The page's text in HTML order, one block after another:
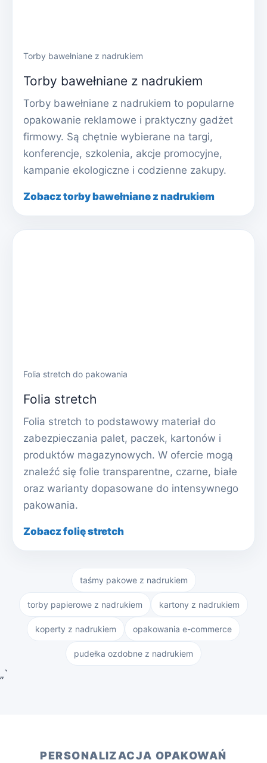
Torby bawełniane z nadrukiem
Torby bawełniane z nadrukiem
Torby bawełniane z nadrukiem to popularne
opakowanie reklamowe i praktyczny gadżet
firmowy. Są chętnie wybierane na targi,
konferencje, szkolenia, akcje promocyjne,
kampanie ekologiczne i codzienne zakupy.
Zobacz torby bawełniane z nadrukiem
Folia stretch do pakowania
Folia stretch
Folia stretch to podstawowy materiał do
zabezpieczania palet, paczek, kartonów i
produktów magazynowych. W ofercie mogą
znaleźć się folie transparentne, czarne, białe
oraz warianty dopasowane do intensywnego
pakowania.
Zobacz folię stretch
taśmy pakowe z nadrukiem
torby papierowe z nadrukiem kartony z nadrukiem
koperty z nadrukiem opakowania e-commerce
pudełka ozdobne z nadrukiem
„`
PERSONALIZACJA OPAKOWAŃ